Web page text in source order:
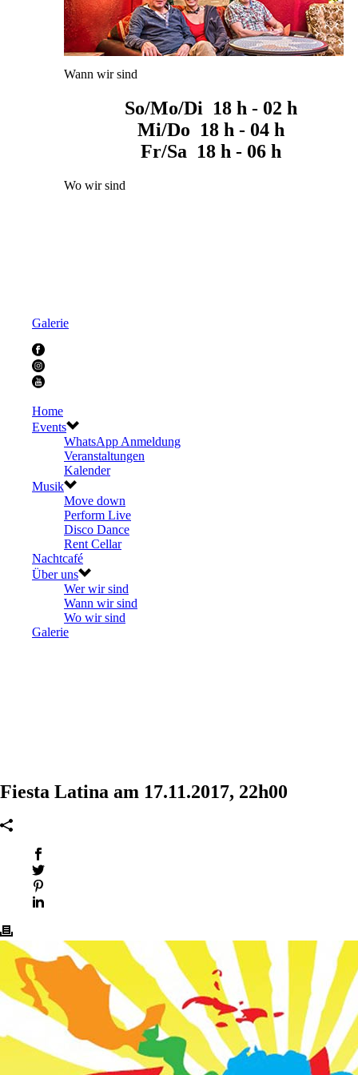
Wann wir sind
So/Mo/Di 18 h - 02 h
Mi/Do 18 h - 04 h
Fr/Sa 18 h - 06 h
Wo wir sind
Galerie
Home
Events
WhatsApp Anmeldung
Veranstaltungen
Kalender
Musik
Move down
Perform Live
Disco Dance
Rent Cellar
Nachtcafé
Über uns
Wer wir sind
Wann wir sind
Wo wir sind
Galerie
Fiesta Latina am 17.11.2017, 22h00